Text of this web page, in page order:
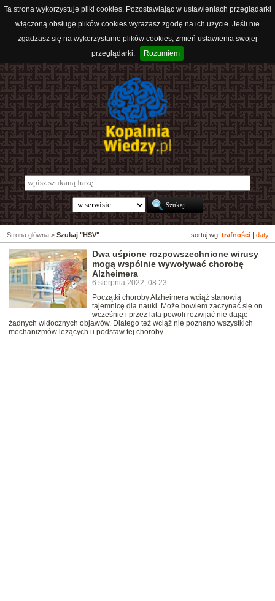
Ta strona wykorzystuje pliki cookies. Pozostawiając w ustawieniach przeglądarki
włączoną obsługę plików cookies wyrażasz zgodę na ich użycie. Jeśli nie
zgadzasz się na wykorzystanie plików cookies, zmień ustawienia swojej
przeglądarki.
Rozumiem
sortuj wg: trafności daty
Strona główna > Szukaj "HSV"
Dwa uśpione rozpowszechnione wirusy
mogą wspólnie wywoływać chorobę
Alzheimera
6 sierpnia 2022, 08:23
Początki choroby Alzheimera wciąż stanowią
tajemnicę dla nauki. Może bowiem zaczynać się on
wcześnie i przez lata powoli rozwijać nie dając
żadnych widocznych objawów. Dlatego też wciąż nie poznano wszystkich
mechanizmów leżących u podstaw tej choroby.